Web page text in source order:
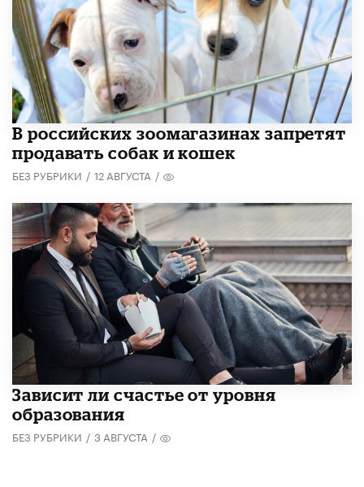
В российских зоомагазинах запретят
продавать собак и кошек
БЕЗ РУБРИКИ / 12 АВГУСТА /
Зависит ли счастье от уровня
образования
БЕЗ РУБРИКИ / 3 АВГУСТА /